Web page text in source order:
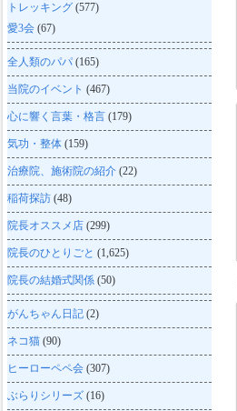
トレッキング (577)
愛3会 (67)
全人類のパパ (165)
当院のイベント (467)
心に響く言葉・格言 (179)
気功・整体 (159)
治療院、施術院の紹介 (22)
稲荷探訪 (48)
院長オススメ店 (299)
院長のひとりごと (1,625)
院長の結婚式関係 (50)
がんちゃん日記 (2)
ネコ猫 (90)
ヒーローペペ会 (307)
ぶらりシリーズ (16)